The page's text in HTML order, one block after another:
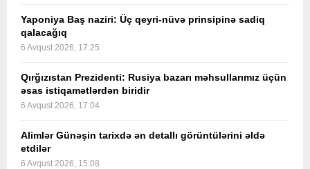
Yaponiya Baş naziri: Üç qeyri-nüvə prinsipinə sadiq
qalacağıq
6 Avqust 2026, 17:25
Qırğızıstan Prezidenti: Rusiya bazarı məhsullarımız üçün
əsas istiqamətlərdən biridir
6 Avqust 2026, 17:04
Alimlər Günəşin tarixdə ən detallı görüntülərini əldə
etdilər
6 Avqust 2026, 15:08